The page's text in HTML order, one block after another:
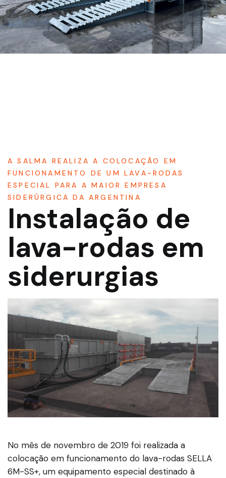
A SALMA REALIZA A COLOCAÇÃO EM
FUNCIONAMENTO DE UM LAVA-RODAS
ESPECIAL PARA A MAIOR EMPRESA
SIDERÚRGICA DA ARGENTINA
Instalação de
lava-rodas em
siderurgias
No mês de novembro de 2019 foi realizada a
colocação em funcionamento do lava-rodas SELLA
6M-SS+, um equipamento especial destinado à